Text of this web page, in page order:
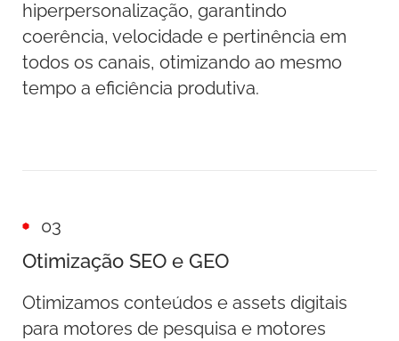
hiperpersonalização, garantindo
coerência, velocidade e pertinência em
todos os canais, otimizando ao mesmo
tempo a eficiência produtiva.
03
Otimização SEO e GEO
Otimizamos conteúdos e assets digitais
para motores de pesquisa e motores